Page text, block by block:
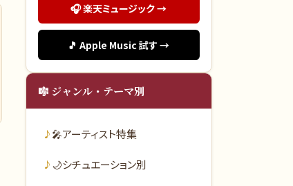
🎧 楽天ミュージック →
🎵 Apple Music 試す →
🎼 ジャンル・テーマ別
🎤アーティスト特集
🌙シチュエーション別